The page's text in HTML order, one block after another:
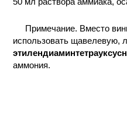
Примечание. Вместо
использовать щавелевую,
аммония.